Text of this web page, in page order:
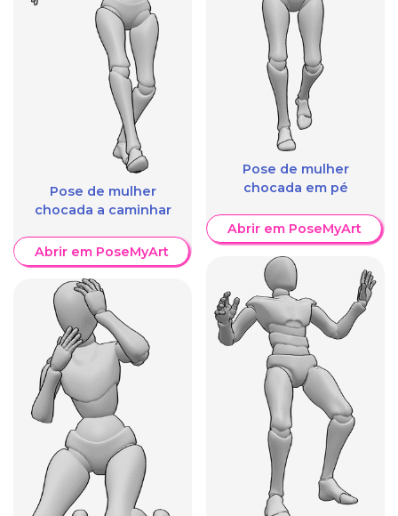
Pose de mulher
chocada a caminhar
Abrir em PoseMyArt
Pose de mulher
chocada em pé
Abrir em PoseMyArt